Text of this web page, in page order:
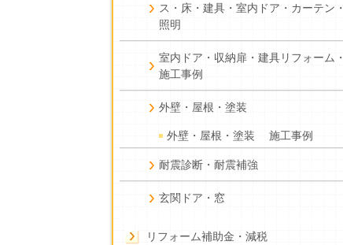
ス・床・建具・室内ドア・カーテン・
照明
室内ドア・収納扉・建具リフォーム・
施工事例
外壁・屋根・塗装
外壁・屋根・塗装 施工事例
耐震診断・耐震補強
玄関ドア・窓
リフォーム補助金・減税